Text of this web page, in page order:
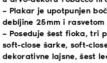
– Plakar je upotpunjen
debljine 25mm i rasvetom
– Poseduje šest fioka, tri
soft-close šarke, soft-
dekorativne lajsne, šest